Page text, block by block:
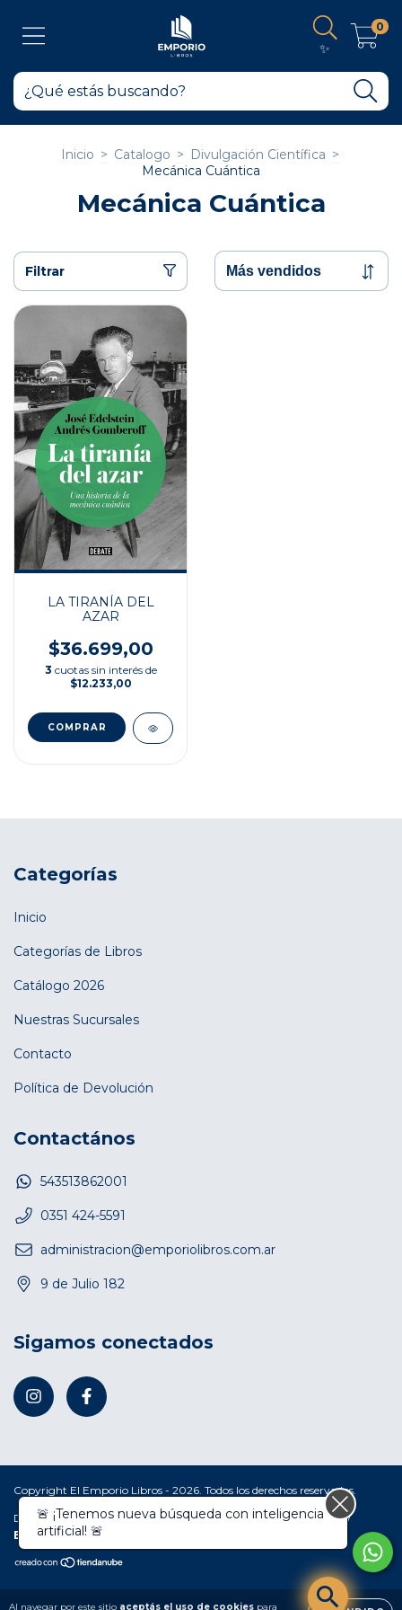
✨
0
Al navegar por este sitio aceptás el uso de cookies para
Inicio > Catalogo > Divulgación Científica >
Mecánica Cuántica
Mecánica Cuántica
Filtrar
LA TIRANÍA DEL
AZAR
$36.699,00
3 cuotas sin interés de
$12.233,00
Categorías
Inicio
Categorías de Libros
Catálogo 2026
Nuestras Sucursales
Contacto
Política de Devolución
Contactános
543513862001
0351 424-5591
administracion@emporiolibros.com.ar
9 de Julio 182
Sigamos conectados
Copyright El Emporio Libros - 2026. Todos los derechos reservados.
Defensa de las y los consumidores. Para reclamos ingresá acá. /
Botón de arrepentimiento
🚨 ¡Tenemos nueva búsqueda con inteligencia
artificial! 🚨